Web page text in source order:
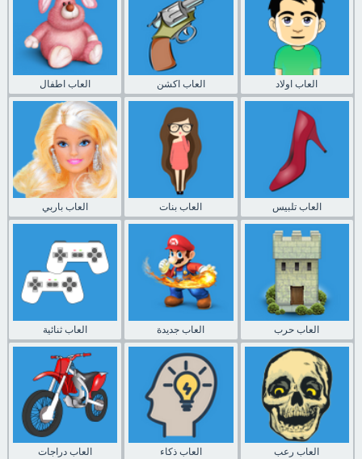
العاب اطفال العاب اكشن العاب اولاد
العاب باربي العاب بنات العاب تلبيس
العاب ثنائية العاب جديدة العاب حرب
العاب دراجات العاب ذكاء العاب رعب